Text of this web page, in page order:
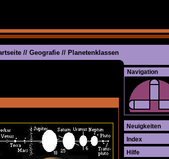
// Geografie // Planetenklassen
Navigation
Neuigkeiten
Index
Hilfe